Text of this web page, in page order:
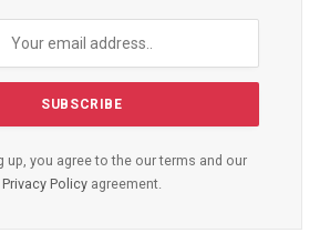
up, you agree to the our terms and our
Privacy Policy agreement.